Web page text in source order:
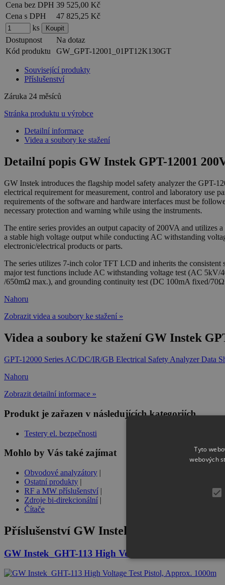
Cena bez DPH 39 525,00 Kč
Cena s DPH
47 825,25 Kč
ks
Dostupnost
Na dotaz
Kód produktu
GW_GPT-12001_01PT12K130GT
Související produkty
Příslušenství
Záruka 24 měsíců
Stránka produktu u výrobce
Detailní informace
Videa a soubory ke stažení
Detailní popis GW Instek GPT-12001
GW Instek introduces the flagship model safety analyzer the GPT-
electrical requirement for measurement, control and laboratory use
requirements of the software and hardware interfaces must be
necessary protection and warning while using the instruments.
The entire series provides an output capacity of 200VA and
a stable high voltage output while conducting AC withstanding
electronic/electrical products or parts.
The series utilizes 7-inch color TFT LCD and inherits the
major test functions include AC withstanding voltage test (AC
/650mΩ max.), and grounding continuity test (DC 100mA fixed/
Nahoru
Zobrazit videa a soubory ke stažení »
Videa a soubory ke stažení GW Instek
GPT-12000 Series AC/DC/IR/GB Electrical Safety Analyzer Data
Nahoru
Zobrazit detailní informace »
Produkt je zařazen v následujících kategoriích
Testery el. bezpečnosti
Mohlo by Vás také zajímat
Obvodové analyzátory |
Ostatní produkty |
RF a MW příslušenství |
Zdroje bi-direkcionální |
Čítače
Příslušenství GW Instek GPT-12001
GW Instek_GHT-113 High Voltage Test Pistol,
Tyto
webových